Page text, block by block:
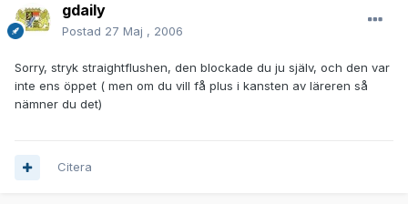
gdaily
Postad 27 Maj , 2006
Sorry, stryk straightflushen, den blockade du ju själv, och den var
inte ens öppet ( men om du vill få plus i kansten av läreren så
nämner du det)
Citera